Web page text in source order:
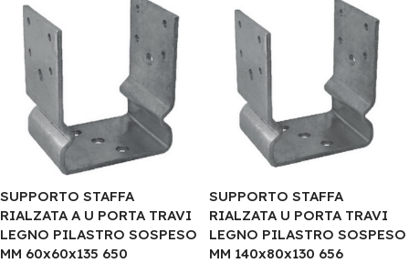
SUPPORTO STAFFA
RIALZATA A U PORTA TRAVI
LEGNO PILASTRO SOSPESO
MM 60x60x135 650
SUPPORTO STAFFA
RIALZATA U PORTA TRAVI
LEGNO PILASTRO SOSPESO
MM 140x80x130 656